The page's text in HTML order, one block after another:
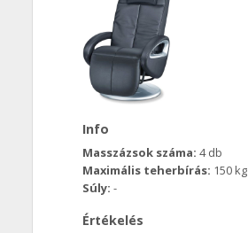
Info
Masszázsok száma: 4 db
Maximális teherbírás: 150 kg
Súly: -
Értékelés